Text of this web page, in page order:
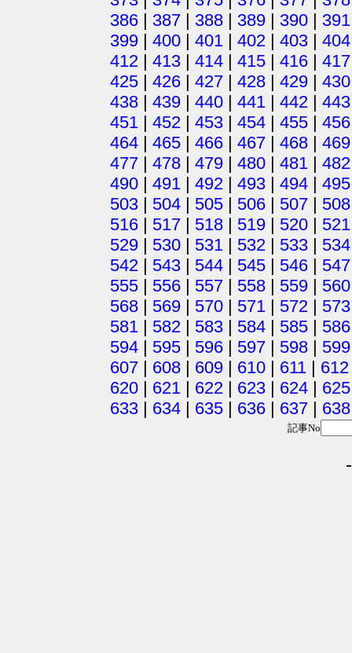
386 | 387 | 388 | 389 | 390 | 391
399 | 400 | 401 | 402 | 403 | 404
412 | 413 | 414 | 415 | 416 | 417
425 | 426 | 427 | 428 | 429 | 430
438 | 439 | 440 | 441 | 442 | 443
451 | 452 | 453 | 454 | 455 | 456
464 | 465 | 466 | 467 | 468 | 469
477 | 478 | 479 | 480 | 481 | 482
490 | 491 | 492 | 493 | 494 | 495
503 | 504 | 505 | 506 | 507 | 508
516 | 517 | 518 | 519 | 520 | 521
529 | 530 | 531 | 532 | 533 | 534
542 | 543 | 544 | 545 | 546 | 547
555 | 556 | 557 | 558 | 559 | 560
568 | 569 | 570 | 571 | 572 | 573
581 | 582 | 583 | 584 | 585 | 586
594 | 595 | 596 | 597 | 598 | 599
607 | 608 | 609 | 610 | 611 | 612
620 | 621 | 622 | 623 | 624 | 625
633 | 634 | 635 | 636 | 637 | 638
記事No